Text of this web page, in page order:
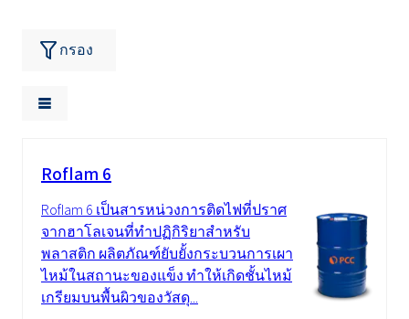
กรอง
Roflam 6
Roflam 6 เป็นสารหน่วงการติดไฟที่ปราศ
จากฮาโลเจนที่ทำปฏิกิริยาสำหรับ
พลาสติก ผลิตภัณฑ์ยับยั้งกระบวนการเผา
ไหม้ในสถานะของแข็ง ทำให้เกิดชั้นไหม้
เกรียมบนพื้นผิวของวัสดุ...